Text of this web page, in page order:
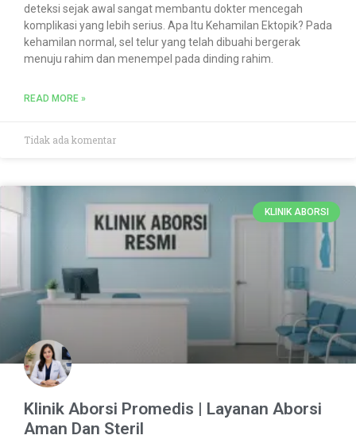
deteksi sejak awal sangat membantu dokter mencegah
komplikasi yang lebih serius. Apa Itu Kehamilan Ektopik? Pada
kehamilan normal, sel telur yang telah dibuahi bergerak
menuju rahim dan menempel pada dinding rahim.
READ MORE »
Tidak ada komentar
KLINIK ABORSI
Klinik Aborsi Promedis | Layanan Aborsi
Aman Dan Steril